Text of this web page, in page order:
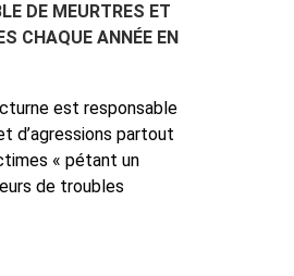
DE MEURTRES ET
CHAQUE ANNÉE EN
est responsable
d’agressions partout
« pétant un
de troubles